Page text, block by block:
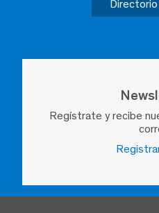
Regístrate y recibe